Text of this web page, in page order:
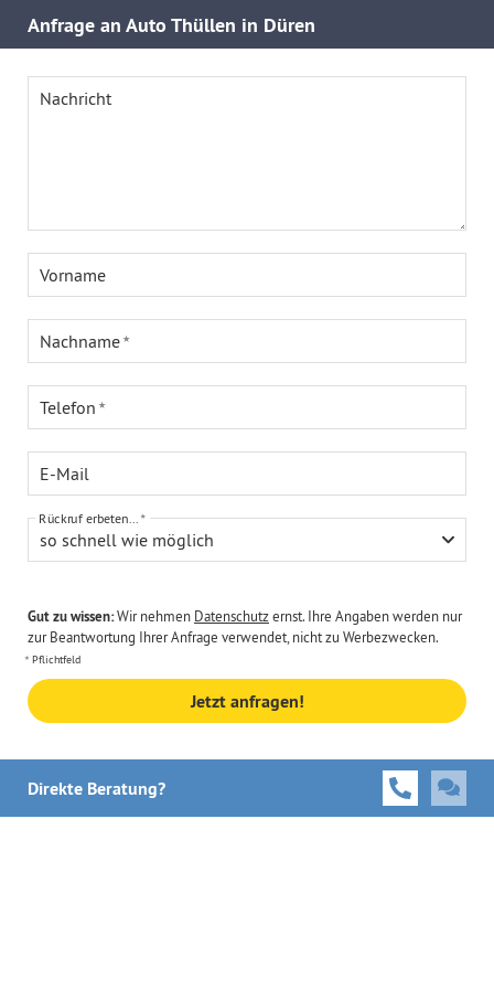
Anfrage an Auto Thüllen in Düren
Nachricht
Vorname
Nachname
Telefon
E-Mail
so schnell wie möglich
Rückruf erbeten...
Gut zu wissen:Wir nehmen Datenschutzernst. Ihre Angaben werden nur
zur Beantwortung Ihrer Anfrage verwendet, nicht zu Werbezwecken.
Pflichtfeld
Jetzt anfragen!
Direkte Beratung?